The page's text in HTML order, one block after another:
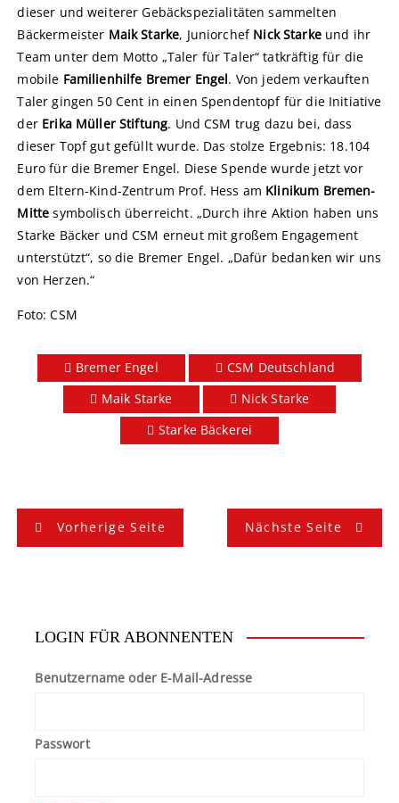
dieser und weiterer Gebäckspezialitäten sammelten
Bäckermeister Maik Starke, Juniorchef Nick Starke und ihr
Team unter dem Motto „Taler für Taler“ tatkräftig für die
mobile Familienhilfe Bremer Engel. Von jedem verkauften
Taler gingen 50 Cent in einen Spendentopf für die Initiative
der Erika Müller Stiftung. Und CSM trug dazu bei, dass
dieser Topf gut gefüllt wurde. Das stolze Ergebnis: 18.104
Euro für die Bremer Engel. Diese Spende wurde jetzt vor
dem Eltern-Kind-Zentrum Prof. Hess am Klinikum Bremen-
Mitte symbolisch überreicht. „Durch ihre Aktion haben uns
Starke Bäcker und CSM erneut mit großem Engagement
unterstützt“, so die Bremer Engel. „Dafür bedanken wir uns
von Herzen.“
Foto: CSM
Bremer Engel
CSM Deutschland
Maik Starke
Nick Starke
Starke Bäckerei
Vorherige Seite Nächste Seite
LOGIN FÜR ABONNENTEN
Benutzername oder E-Mail-Adresse
Passwort